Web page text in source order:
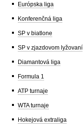
Európska liga
Konferenčná liga
SP v biatlone
SP v zjazdovom lyžovaní
Diamantová liga
Formula 1
ATP turnaje
WTA turnaje
Hokejová extraliga